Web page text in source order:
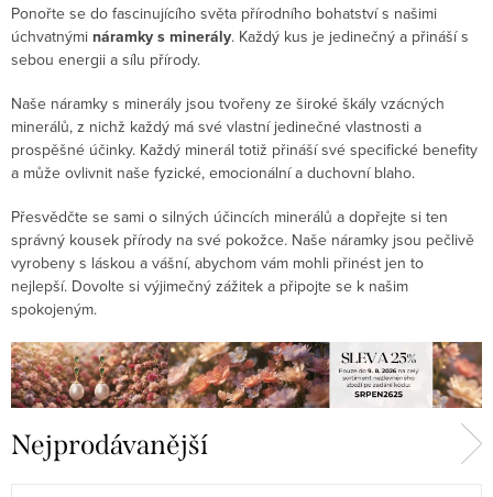
Ponořte se do fascinujícího světa přírodního bohatství s našimi
úchvatnými náramky s minerály. Každý kus je jedinečný a přináší s
sebou energii a sílu přírody.
Naše náramky s minerály jsou tvořeny ze široké škály vzácných
minerálů, z nichž každý má své vlastní jedinečné vlastnosti a
prospěšné účinky. Každý minerál totiž přináší své specifické benefity
a může ovlivnit naše fyzické, emocionální a duchovní blaho.
Přesvědčte se sami o silných účincích minerálů a dopřejte si ten
správný kousek přírody na své pokožce. Naše náramky jsou pečlivě
vyrobeny s láskou a vášní, abychom vám mohli přinést jen to
nejlepší. Dovolte si výjimečný zážitek a připojte se k našim
spokojeným.
Nejprodávanější